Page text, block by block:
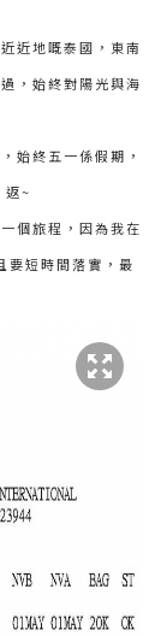
近地嘅泰國，東南
，始終對陽光與海
始終五一係假期，
~
個旅程，因為我在
短時間落實，最